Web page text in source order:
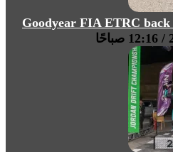
Goodyear FIA ETRC